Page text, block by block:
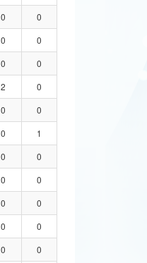
0
0
0
0
0
0
2
0
0
0
0
1
0
0
0
0
0
0
0
0
0
0